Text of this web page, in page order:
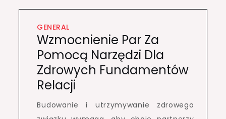
GENERAL
Wzmocnienie Par Za
Pomocą Narzędzi Dla
Zdrowych Fundamentów
Relacji
Budowanie i utrzymywanie zdrowego